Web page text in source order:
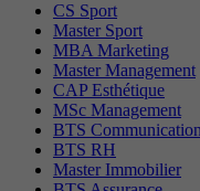
CS Sport
Master Sport
MBA Marketing
Master Management
CAP Esthétique
MSc Management
BTS Communication
BTS RH
Master Immobilier